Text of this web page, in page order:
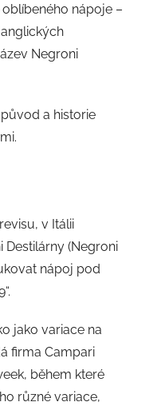
nápoje –
Negroni
a historie
v Itálii
(Negroni
nápoj pod
jako variace na
firma Campari
během které
různé variace,